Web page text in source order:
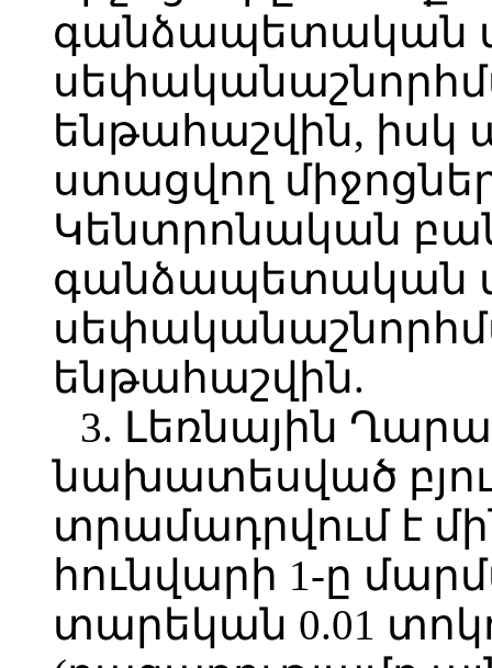
գանձապետական
ենթահաշվին, իսկ
ստացվող
Կենտրոնական
գանձապետական
ենթահաշվին.
3. Լեռնային
նախատեսված
տրամադրվում է
հունվարի 1-ը
տարեկան 0.01